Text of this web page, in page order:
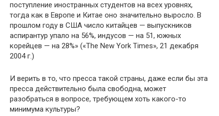
поступление иностранных студентов на всех уровнях,
тогда как в Европе и Китае оно значительно выросло. В
прошлом году в США число китайцев — выпускников
аспирантур упало на 56%, индусов — на 51, южных
корейцев — на 28%» («The New York Times», 21 декабря
2004 г.)
И верить в то, что пресса такой страны, даже если бы эта
прес­са действительно была свободна, может
разобраться в вопросе, требующем хоть какого-то
минимума культуры?